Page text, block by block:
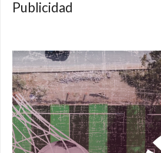
Publicidad